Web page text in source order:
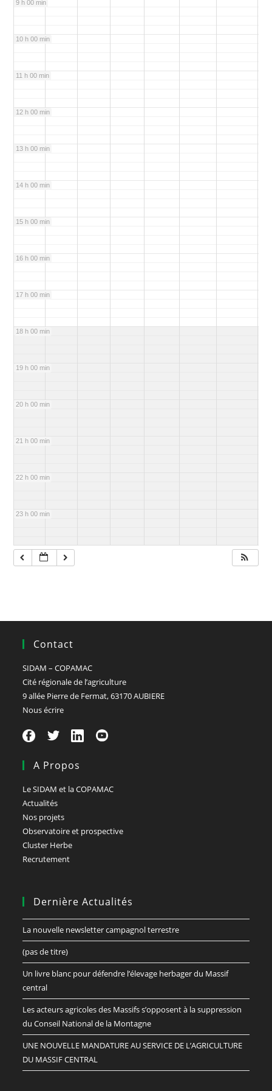
9 h 00 min
10 h 00 min
11 h 00 min
12 h 00 min
13 h 00 min
14 h 00 min
15 h 00 min
16 h 00 min
17 h 00 min
18 h 00 min
19 h 00 min
20 h 00 min
21 h 00 min
22 h 00 min
23 h 00 min
Contact
SIDAM – COPAMAC
Cité régionale de l’agriculture
9 allée Pierre de Fermat, 63170 AUBIERE
Nous écrire
A Propos
Le SIDAM et la COPAMAC
Actualités
Nos projets
Observatoire et prospective
Cluster Herbe
Recrutement
Dernière Actualités
La nouvelle newsletter campagnol terrestre
(pas de titre)
Un livre blanc pour défendre l’élevage herbager du Massif
central
Les acteurs agricoles des Massifs s’opposent à la suppression
du Conseil National de la Montagne
UNE NOUVELLE MANDATURE AU SERVICE DE L’AGRICULTURE
DU MASSIF CENTRAL